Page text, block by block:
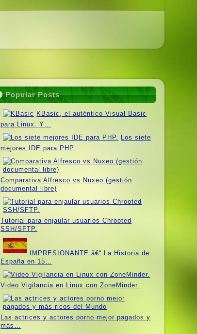
Popular Posts
KBasic, el auténtico Visual Basic
para Linux. Y…
Los siete
mejores IDE para PHP.
Comparativa Alfresco vs Nuxeo (gestión
documental libre)
Tutorial para enjaular usuarios Chrooted
SSH/SFTP.
IMPRESIONANTE â€“ La Historia de
España en 15…
Video Vigilancia en Linux con ZoneMinder.
Las actrices y actores porno mejor pagados y
más…